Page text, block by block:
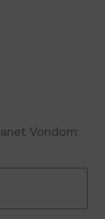
Vondom: